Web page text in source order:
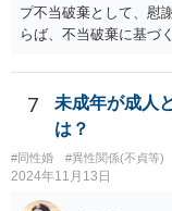
プ不当破棄として、慰
らば、不当破棄に基づ
7
未成年が成人
は？
#同性婚 #異性関係(不貞等)
2024年11月13日